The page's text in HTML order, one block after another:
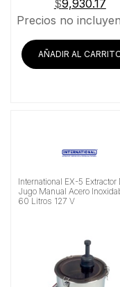
$9,930.17
Precios no
AÑADIR AL
International EX-5 Extractor
Jugo Manual Acero
60 Litros 127 V